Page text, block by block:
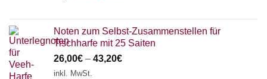
Noten zum Selbst-Zusammenstellen für
Tischharfe mit 25 Saiten
26,00€ – 43,20€
inkl. MwSt.